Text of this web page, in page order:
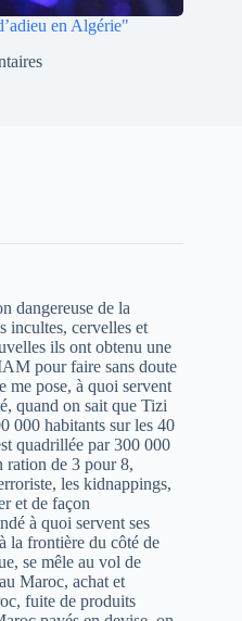
en Algérie"
dangereuse de la
incultes, cervelles et
ils ont obtenu une
pour faire sans doute
me pose, à quoi servent
quand on sait que Tizi
000 habitants sur les 40
quadrillée par 300 000
ration de 3 pour 8,
les kidnappings,
et de façon
à quoi servent ses
la frontière du côté de
se mêle au vol de
Maroc, achat et
fuite de produits